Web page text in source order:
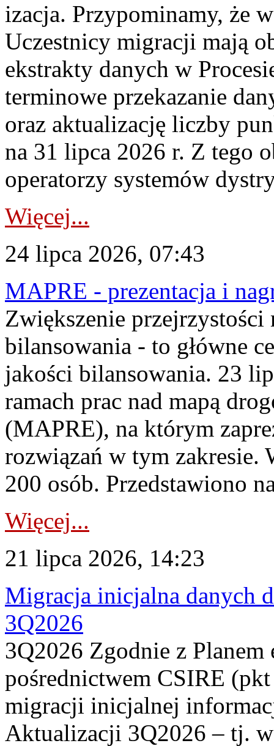
izacja. Przypominamy, że
Uczestnicy migracji mają
ekstrakty danych w
terminowe przekazanie
oraz aktualizację liczby
na 31 lipca 2026 r. Z tego
operatorzy systemów
Więcej...
24 lipca 2026, 07:43
MAPRE - prezentacja i
Zwiększenie
bilansowania - to główne
jakości bilansowania. 23
ramach prac nad mapą
(MAPRE), na którym
rozwiązań w tym zakresie.
200 osób. Przedstawiono
Więcej...
21 lipca 2026, 14:23
Migracja inicjalna danych
3Q2026
3Q2026 Zgodnie z
pośrednictwem CSIRE
migracji inicjalnej
Aktualizacji 3Q2026 – tj.